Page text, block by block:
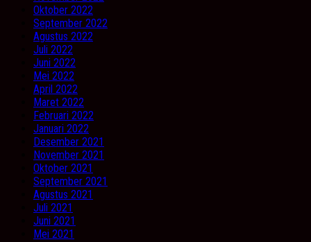
Oktober 2022
September 2022
Agustus 2022
Juli 2022
Juni 2022
Mei 2022
April 2022
Maret 2022
Februari 2022
Januari 2022
Desember 2021
November 2021
Oktober 2021
September 2021
Agustus 2021
Juli 2021
Juni 2021
Mei 2021